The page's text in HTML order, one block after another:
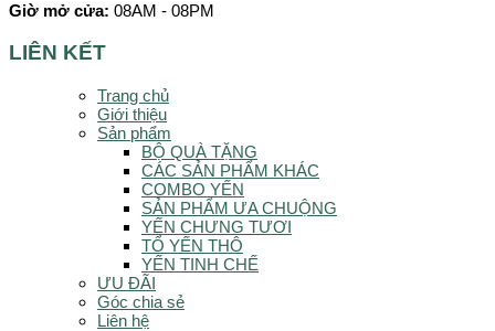
Giờ mở cửa: 08AM - 08PM
LIÊN KẾT
Trang chủ
Giới thiệu
Sản phẩm
BỘ QUÀ TẶNG
CÁC SẢN PHẨM KHÁC
COMBO YẾN
SẢN PHẨM ƯA CHUỘNG
YẾN CHƯNG TƯƠI
TỔ YẾN THÔ
YẾN TINH CHẾ
ƯU ĐÃI
Góc chia sẻ
Liên hệ